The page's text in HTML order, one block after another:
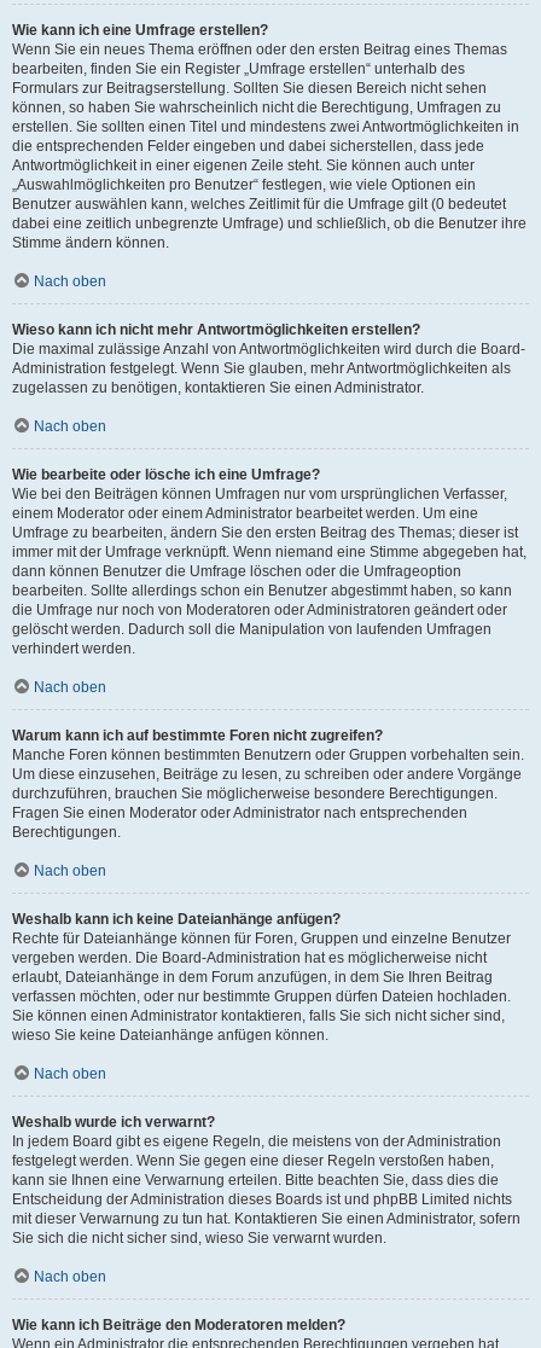
Wie kann ich eine Umfrage erstellen?
Wenn Sie ein neues Thema eröffnen oder den ersten Beitrag eines Themas
bearbeiten, finden Sie ein Register „Umfrage erstellen“ unterhalb des
Formulars zur Beitragserstellung. Sollten Sie diesen Bereich nicht sehen
können, so haben Sie wahrscheinlich nicht die Berechtigung, Umfragen zu
erstellen. Sie sollten einen Titel und mindestens zwei Antwortmöglichkeiten in
die entsprechenden Felder eingeben und dabei sicherstellen, dass jede
Antwortmöglichkeit in einer eigenen Zeile steht. Sie können auch unter
„Auswahlmöglichkeiten pro Benutzer“ festlegen, wie viele Optionen ein
Benutzer auswählen kann, welches Zeitlimit für die Umfrage gilt (0 bedeutet
dabei eine zeitlich unbegrenzte Umfrage) und schließlich, ob die Benutzer ihre
Stimme ändern können.
Nach oben
Wieso kann ich nicht mehr Antwortmöglichkeiten erstellen?
Die maximal zulässige Anzahl von Antwortmöglichkeiten wird durch die Board-
Administration festgelegt. Wenn Sie glauben, mehr Antwortmöglichkeiten als
zugelassen zu benötigen, kontaktieren Sie einen Administrator.
Nach oben
Wie bearbeite oder lösche ich eine Umfrage?
Wie bei den Beiträgen können Umfragen nur vom ursprünglichen Verfasser,
einem Moderator oder einem Administrator bearbeitet werden. Um eine
Umfrage zu bearbeiten, ändern Sie den ersten Beitrag des Themas; dieser ist
immer mit der Umfrage verknüpft. Wenn niemand eine Stimme abgegeben hat,
dann können Benutzer die Umfrage löschen oder die Umfrageoption
bearbeiten. Sollte allerdings schon ein Benutzer abgestimmt haben, so kann
die Umfrage nur noch von Moderatoren oder Administratoren geändert oder
gelöscht werden. Dadurch soll die Manipulation von laufenden Umfragen
verhindert werden.
Nach oben
Warum kann ich auf bestimmte Foren nicht zugreifen?
Manche Foren können bestimmten Benutzern oder Gruppen vorbehalten sein.
Um diese einzusehen, Beiträge zu lesen, zu schreiben oder andere Vorgänge
durchzuführen, brauchen Sie möglicherweise besondere Berechtigungen.
Fragen Sie einen Moderator oder Administrator nach entsprechenden
Berechtigungen.
Nach oben
Weshalb kann ich keine Dateianhänge anfügen?
Rechte für Dateianhänge können für Foren, Gruppen und einzelne Benutzer
vergeben werden. Die Board-Administration hat es möglicherweise nicht
erlaubt, Dateianhänge in dem Forum anzufügen, in dem Sie Ihren Beitrag
verfassen möchten, oder nur bestimmte Gruppen dürfen Dateien hochladen.
Sie können einen Administrator kontaktieren, falls Sie sich nicht sicher sind,
wieso Sie keine Dateianhänge anfügen können.
Nach oben
Weshalb wurde ich verwarnt?
In jedem Board gibt es eigene Regeln, die meistens von der Administration
festgelegt werden. Wenn Sie gegen eine dieser Regeln verstoßen haben,
kann sie Ihnen eine Verwarnung erteilen. Bitte beachten Sie, dass dies die
Entscheidung der Administration dieses Boards ist und phpBB Limited nichts
mit dieser Verwarnung zu tun hat. Kontaktieren Sie einen Administrator, sofern
Sie sich die nicht sicher sind, wieso Sie verwarnt wurden.
Nach oben
Wie kann ich Beiträge den Moderatoren melden?
Wenn ein Administrator die entsprechenden Berechtigungen vergeben hat,